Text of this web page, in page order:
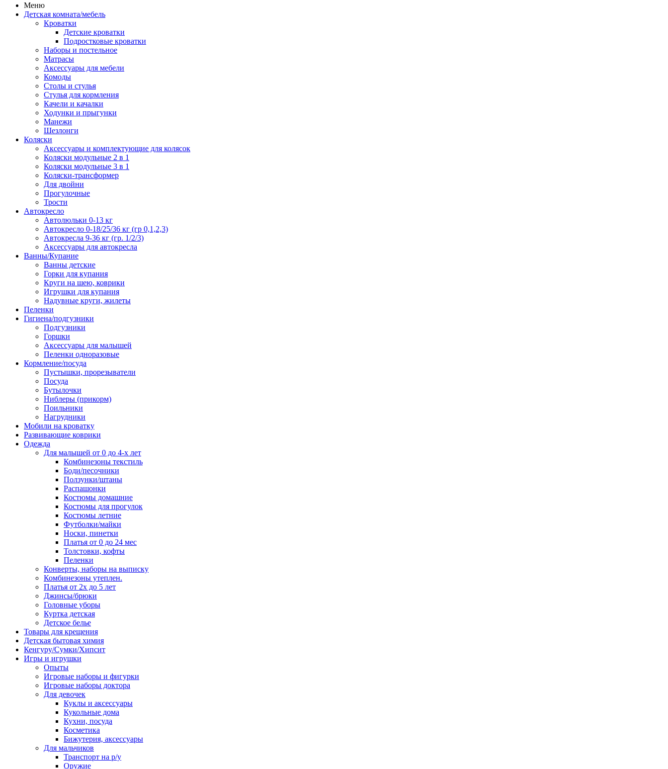
Меню
Детская комната/мебель
Кроватки
Детские кроватки
Подростковые кроватки
Наборы и постельное
Матрасы
Аксессуары для мебели
Комоды
Столы и стулья
Стулья для кормления
Качели и качалки
Ходунки и прыгунки
Манежи
Шезлонги
Коляски
Аксессуары и комплектующие для колясок
Коляски модульные 2 в 1
Коляски модульные 3 в 1
Коляски-трансформер
Для двойни
Прогулочные
Трости
Автокресло
Автолюльки 0-13 кг
Автокресло 0-18/25/36 кг (гр 0,1,2,3)
Автокресла 9-36 кг (гр. 1/2/3)
Аксессуары для автокресла
Ванны/Купание
Ванны детские
Горки для купания
Круги на шею, коврики
Игрушки для купания
Надувные круги, жилеты
Пеленки
Гигиена/подгузники
Подгузники
Горшки
Аксессуары для малышей
Пеленки одноразовые
Кормление/посуда
Пустышки, прорезыватели
Посуда
Бутылочки
Ниблеры (прикорм)
Поильники
Нагрудники
Мобили на кроватку
Развивающие коврики
Одежда
Для малышей от 0 до 4-х лет
Комбинезоны текстиль
Боди/песочники
Ползунки/штаны
Распашонки
Костюмы домашние
Костюмы для прогулок
Костюмы летние
Футболки/майки
Носки, пинетки
Платья от 0 до 24 мес
Толстовки, кофты
Пеленки
Конверты, наборы на выписку
Комбинезоны утеплен.
Платья от 2х до 5 лет
Джинсы/брюки
Головные уборы
Куртка детская
Детское белье
Товары для крещения
Детская бытовая химия
Кенгуру/Сумки/Хипсит
Игры и игрушки
Опыты
Игровые наборы и фигурки
Игровые наборы доктора
Для девочек
Куклы и аксессуары
Кукольные дома
Кухни, посуда
Косметика
Бижутерия, аксессуары
Для мальчиков
Транспорт на р/у
Оружие